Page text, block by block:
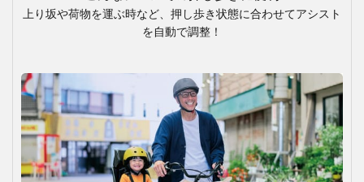
上り坂や荷物を運ぶ時など、押し歩き状態に合わせてアシスト
を自動で調整！